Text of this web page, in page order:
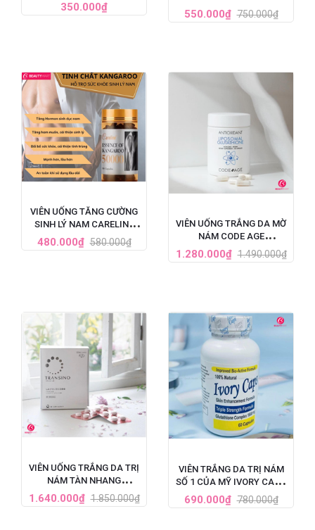
GIỚI, HỘP 60 VIÊN
350.000₫
ESSENCE OF KANGAROO
40000 MAX - 100 VIÊN
550.000₫ 750.000₫
VIÊN UỐNG TĂNG CƯỜNG
SINH LÝ NAM CARELINE
ESSENCE OF KANGAROO
50000
480.000₫ 580.000₫
VIÊN UỐNG TRẮNG DA MỜ
NÁM CODE AGE
LIPOSOMAL GLUTATHIONE
HỘP 60 VIÊN
1.280.000₫ 1.490.000₫
VIÊN UỐNG TRẮNG DA TRỊ
NÁM TÀN NHANG
TRANSINO WHITENING HỘP
240 VIÊN
1.640.000₫ 1.850.000₫
VIÊN TRẮNG DA TRỊ NÁM
SỐ 1 CỦA MỸ IVORY CAPS
GLUTATHIONE (1500MG X
60 VIÊN)
690.000₫ 780.000₫